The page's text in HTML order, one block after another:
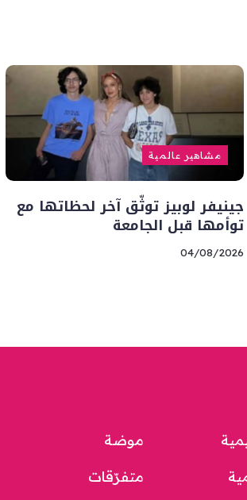
مشاهير عالمية
جينيفر لوبيز توثّق آخر لحظاتها مع
توأمها قبل الجامعة
04/08/2026
موضة
متفرّقات